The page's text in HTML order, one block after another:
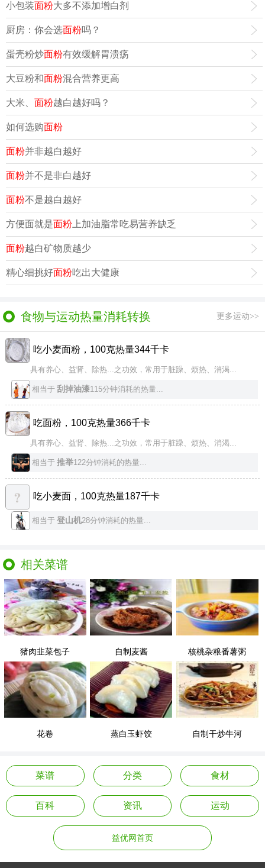
小包装面粉大多不添加增白剂
厨房：你会选面粉吗？
蛋壳粉炒面粉有效缓解胃溃疡
大豆粉和面粉混合营养更高
大米、 面粉越白越好吗？
如何选购面粉
面粉并非越白越好
面粉并不是非白越好
面粉不是越白越好
方便面就是面粉 上加油脂常吃易营养缺乏
面粉越白矿物质越少
精心细挑好面粉吃出大健康
食物与运动热量消耗转换 更多运动>>
吃小麦面粉，100克热量344千卡
具有养心、益肾、除热...之功效，常用于脏躁、烦热、消渴...
相当于 刮掉油漆115分钟消耗的热量...
吃面粉，100克热量366千卡
具有养心、益肾、除热...之功效，常用于脏躁、烦热、消渴...
相当于 推举122分钟消耗的热量...
吃小麦面，100克热量187千卡
相当于 登山机28分钟消耗的热量...
相关菜谱
猪肉韭菜包子 自制麦酱 核桃杂粮番薯粥
花卷 蒸白玉虾饺 自制干炒牛河
菜谱 分类 食材
百科 资讯 运动
益优网首页